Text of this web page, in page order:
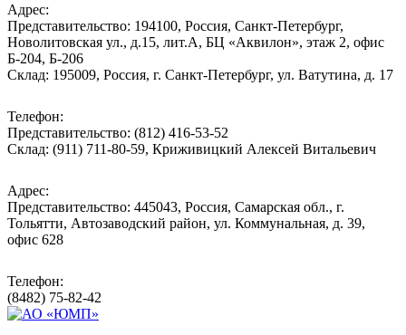
Адрес:
Представительство: 194100, Россия, Санкт-Петербург,
Новолитовская ул., д.15, лит.А, БЦ «Аквилон», этаж 2, офис
Б-204, Б-206
Склад: 195009, Россия, г. Санкт-Петербург, ул. Ватутина, д. 17
Телефон:
Представительство: (812) 416-53-52
Склад: (911) 711-80-59, Криживицкий Алексей Витальевич
Адрес:
Представительство: 445043, Россия, Самарская обл., г.
Тольятти, Автозаводский район, ул. Коммунальная, д. 39,
офис 628
Телефон:
(8482) 75-82-42